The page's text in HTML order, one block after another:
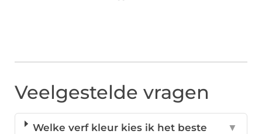
Veelgestelde vragen
Welke verf kleur kies ik het beste
▼